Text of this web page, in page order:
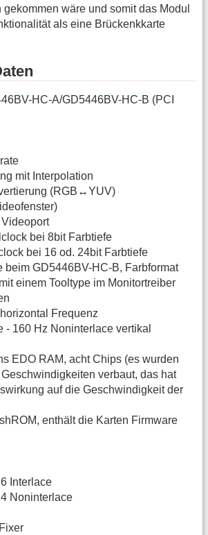
wäre und somit das Modul
als eine Brückenkkarte
HC-A/GD5446BV-HC-B (PCI
mit Interpolation
(RGB↔YUV)
bei 8bit Farbtiefe
bei 16 od. 24bit Farbtiefe
beim GD5446BV-HC-B, Farbformat
einem Tooltype im Monitortreiber
Frequenz
- 160 Hz Noninterlace vertikal
EDO RAM, acht Chips (es wurden
verbaut, das hat
auf die Geschwindigkeit der
enthält die Karten Firmware
Interlace
Noninterlace